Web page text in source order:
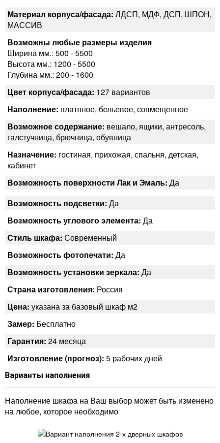
Материал корпуса/фасада: ЛДСП, МДФ, ДСП, ШПОН,
МАССИВ
Возможны любые размеры изделия
Ширина мм.: 500 - 5500
Высота мм.: 1200 - 5500
Глубина мм.: 200 - 1600
Цвет корпуса/фасада: 127 вариантов
Наполнение: платяное, бельевое, совмещенное
Возможное содержание: вешало, ящики, антресоль,
галстучница, брючница, обувница
Назначение: гостиная, прихожая, спальня, детская,
кабинет
Возможность поверхности Лак и Эмаль: Да
Возможность подсветки: Да
Возможность углового элемента: Да
Стиль шкафа: Современный
Возможность фотопечати: Да
Возможность установки зеркала: Да
Страна изготовления: Россия
Цена: указана за базовый шкаф м2
Замер: Бесплатно
Гарантия: 24 месяца
Изготовление (прогноз): 5 рабочих дней
Варианты наполнения
Наполнение шкафа на Ваш выбор может быть изменено
на любое, которое необходимо